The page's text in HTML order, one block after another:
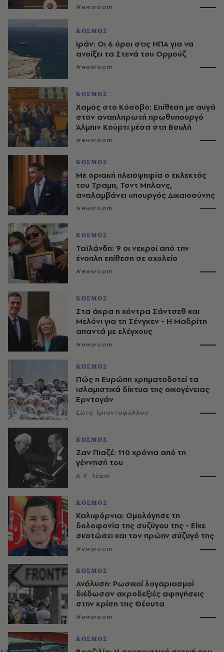
Newsroom
ΚΟΣΜΟΣ
Ιράν: Οι 6 όροι στις ΗΠΑ για να
ανοίξει τα Στενά του Ορμούζ
Newsroom
ΚΟΣΜΟΣ
Χαμός στο Κόσοβο: Επίθεση με αυγά
στον αναπληρωτή πρωθυπουργό
Άλμπιν Κούρτι μέσα στη Βουλή
Newsroom
ΚΟΣΜΟΣ
Με οριακή πλειοψηφία ο εκλεκτός
του Τραμπ, Τοντ Μπλανς,
αναλαμβάνει υπουργός Δικαιοσύνης
Newsroom
ΚΟΣΜΟΣ
Ταϊλάνδη: 9 οι νεκροί από την
ένοπλη επίθεση σε σχολείο
Newsroom
ΚΟΣΜΟΣ
Στα άκρα η κόντρα Σάντσεθ και
Μελόνι για τη Σένγκεν - Η Μαδρίτη
απαντά με ελέγχους
Newsroom
ΚΟΣΜΟΣ
Πώς η Ευρώπη χρηματοδοτεί τα
ισλαμιστικά δίκτυα της οικογένειας
Ερντογάν
Σώτη Τριανταφύλλου
ΚΟΣΜΟΣ
Ζαν Πιαζέ: 110 χρόνια από τη
γέννησή του
A.V. Team
ΚΟΣΜΟΣ
Καλιφόρνια: Ομολόγησε τη
δολοφονία της συζύγου της - Είχε
σκοτώσει και τον πρώην σύζυγό της
Newsroom
ΚΟΣΜΟΣ
Ανάλυση: Ρωσικοί λογαριασμοί
διέδωσαν ακροδεξιές αφηγήσεις
στην κρίση της Θέουτα
Newsroom
ΚΟΣΜΟΣ